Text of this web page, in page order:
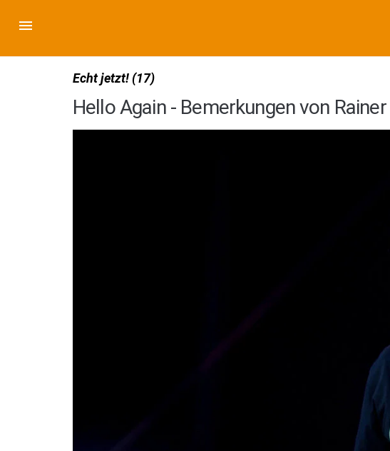
Echt jetzt! (17)
Hello Again - Bemerkungen von